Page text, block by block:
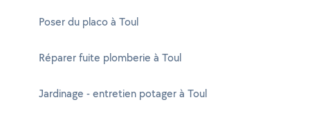
Poser du placo à Toul
Réparer fuite plomberie à Toul
Jardinage - entretien potager à Toul